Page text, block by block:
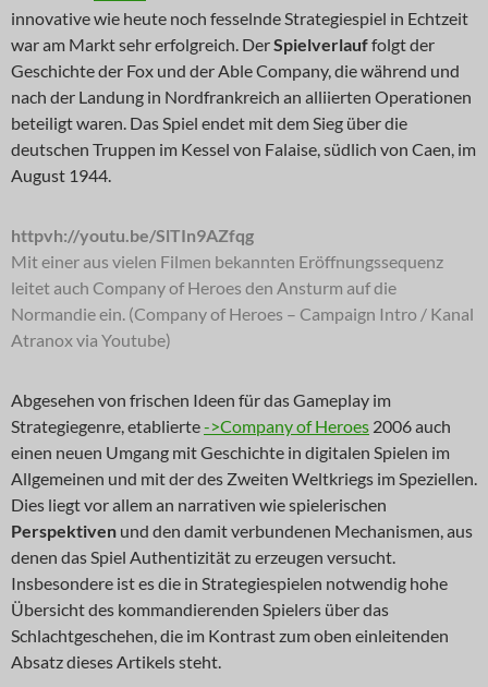
innovative wie heute noch fesselnde Strategiespiel in Echtzeit
war am Markt sehr erfolgreich. DerSpielverlauffolgt der
Geschichte der Fox und der Able Company, die während und
nach der Landung in Nordfrankreich an alliierten Operationen
beteiligt waren. Das Spiel endet mit dem Sieg über die
deutschen Truppen im Kessel von Falaise, südlich von Caen, im
August 1944.
httpvh://youtu.be/SlTIn9AZfqg
Mit einer aus vielen Filmen bekannten Eröffnungssequenz
leitet auch Company of Heroes den Ansturm auf die
Normandie ein. (Company of Heroes – Campaign Intro / Kanal
Atranox via Youtube)
Abgesehen von frischen Ideen für das Gameplay im
Strategiegenre, etablierte->Company of Heroes 2006 auch
einen neuen Umgang mit Geschichte in digitalen Spielen im
Allgemeinen und mit der des Zweiten Weltkriegs im Speziellen.
Dies liegt vor allem an narrativen wie spielerischen
Perspektiven und den damit verbundenen Mechanismen, aus
denen das Spiel Authentizität zu erzeugen versucht.
Insbesondere ist es die in Strategiespielen notwendig hohe
Übersicht des kommandierenden Spielers über das
Schlachtgeschehen, die im Kontrast zum oben einleitenden
Absatz dieses Artikels steht.